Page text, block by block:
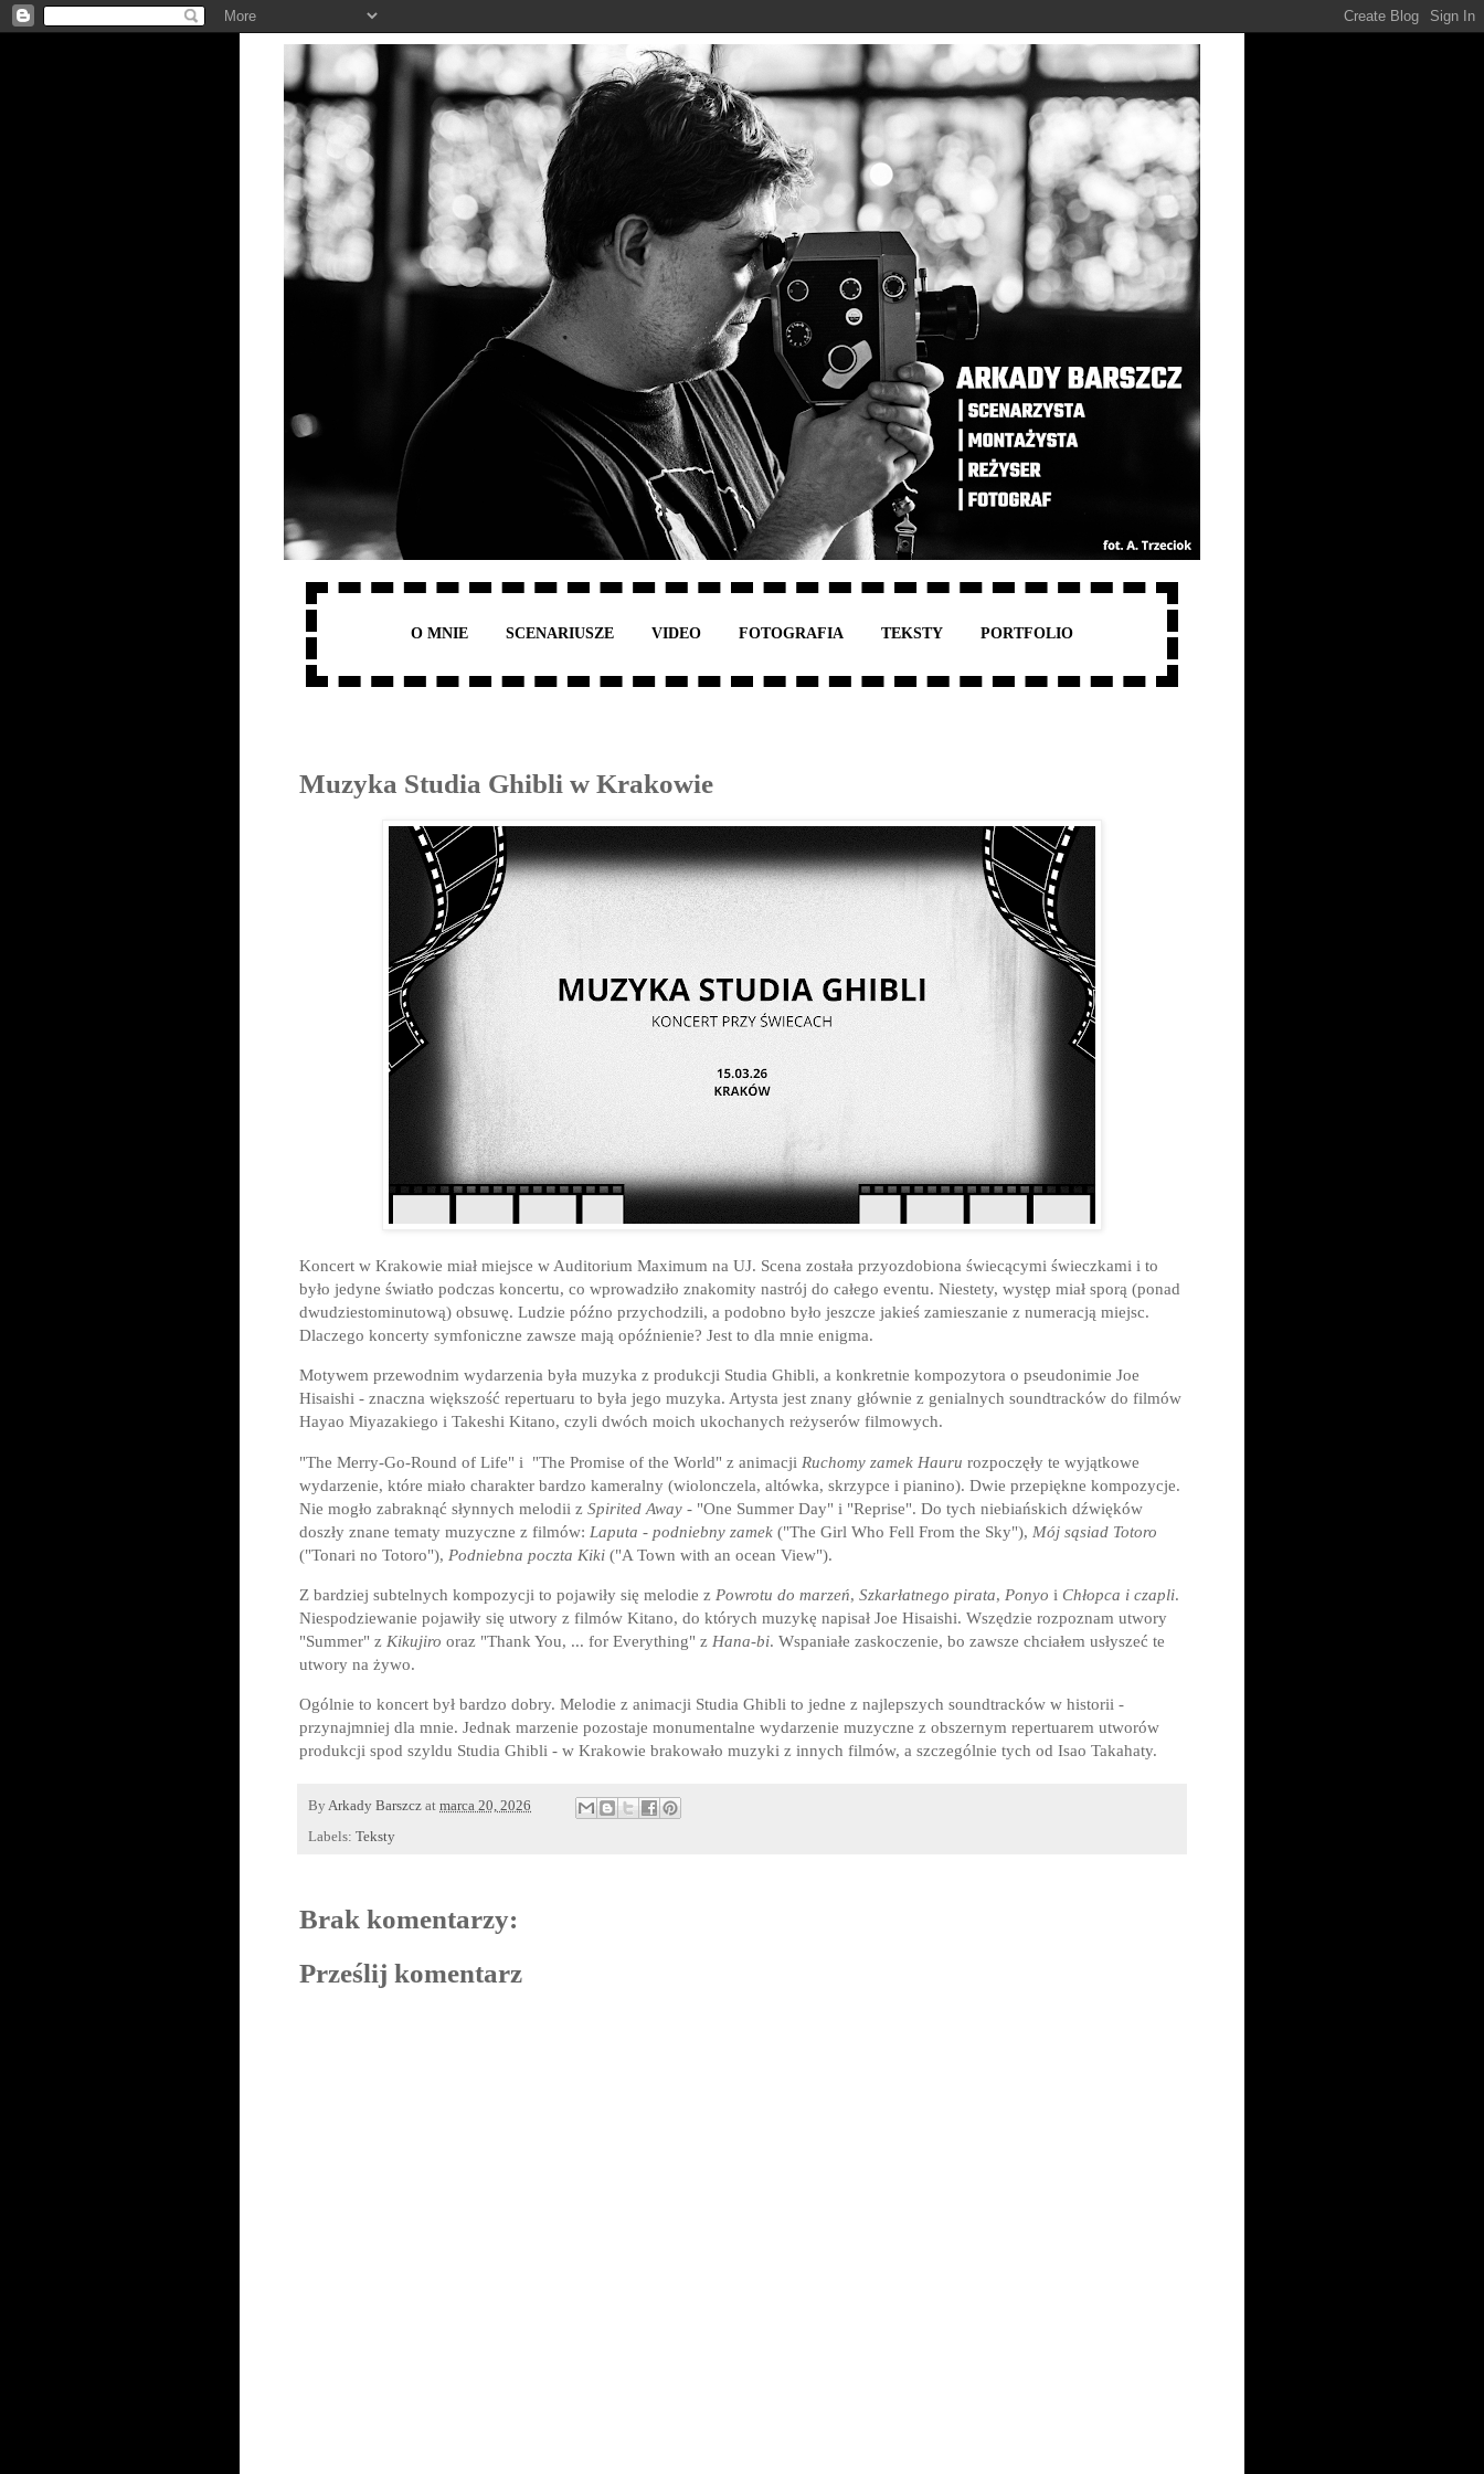
O MNIE SCENARIUSZE VIDEO FOTOGRAFIA TEKSTY PORTFOLIO
Muzyka Studia Ghibli w Krakowie
Koncert w Krakowie miał miejsce w Auditorium Maximum na UJ. Scena została przyozdobiona świecącymi świeczkami i to
było jedyne światło podczas koncertu, co wprowadziło znakomity nastrój do całego eventu. Niestety, występ miał sporą (ponad
dwudziestominutową) obsuwę. Ludzie późno przychodzili, a podobno było jeszcze jakieś zamieszanie z numeracją miejsc.
Dlaczego koncerty symfoniczne zawsze mają opóźnienie? Jest to dla mnie enigma.
Motywem przewodnim wydarzenia była muzyka z produkcji Studia Ghibli, a konkretnie kompozytora o pseudonimie Joe
Hisaishi - znaczna większość repertuaru to była jego muzyka. Artysta jest znany głównie z genialnych soundtracków do filmów
Hayao Miyazakiego i Takeshi Kitano, czyli dwóch moich ukochanych reżyserów filmowych.
"The Merry-Go-Round of Life" i "The Promise of the World" z animacji Ruchomy zamek Hauru rozpoczęły te wyjątkowe
wydarzenie, które miało charakter bardzo kameralny (wiolonczela, altówka, skrzypce i pianino). Dwie przepiękne kompozycje.
Nie mogło zabraknąć słynnych melodii z Spirited Away - "One Summer Day" i "Reprise". Do tych niebiańskich dźwięków
doszły znane tematy muzyczne z filmów: Laputa - podniebny zamek ("The Girl Who Fell From the Sky"), Mój sąsiad Totoro
("Tonari no Totoro"), Podniebna poczta Kiki ("A Town with an ocean View").
Z bardziej subtelnych kompozycji to pojawiły się melodie z Powrotu do marzeń, Szkarłatnego pirata, Ponyo i Chłopca i czapli.
Niespodziewanie pojawiły się utwory z filmów Kitano, do których muzykę napisał Joe Hisaishi. Wszędzie rozpoznam utwory
"Summer" z Kikujiro oraz "Thank You, ... for Everything" z Hana-bi. Wspaniałe zaskoczenie, bo zawsze chciałem usłyszeć te
utwory na żywo.
Ogólnie to koncert był bardzo dobry. Melodie z animacji Studia Ghibli to jedne z najlepszych soundtracków w historii -
przynajmniej dla mnie. Jednak marzenie pozostaje monumentalne wydarzenie muzyczne z obszernym repertuarem utworów
produkcji spod szyldu Studia Ghibli - w Krakowie brakowało muzyki z innych filmów, a szczególnie tych od Isao Takahaty.
By Arkady Barszcz at marca 20, 2026
Labels: Teksty
Brak komentarzy:
Prześlij komentarz